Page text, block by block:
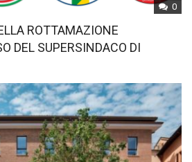
0
ROTTAMAZIONE
DEL SUPERSINDACO DI